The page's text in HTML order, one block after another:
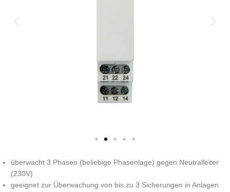
überwacht 3 Phasen (beliebige Phasenlage) gegen Neutralleiter
(230V)
geeignet zur Überwachung von bis zu 3 Sicherungen in Anlagen